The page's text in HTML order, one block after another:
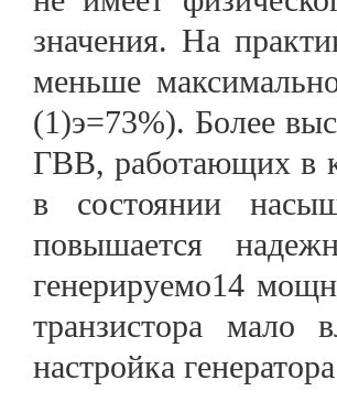
значения. На
меньше
(1)э=73%). Более
ГВВ, работающих в
в состоянии
повышается
генерируемо14
транзистора мало
настройка